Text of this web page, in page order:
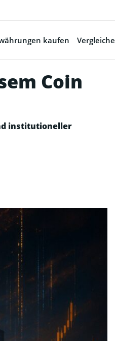
kaufen Vergleiche
Coin
institutioneller